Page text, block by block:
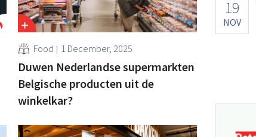
Food 1 December, 2025
Duwen Nederlandse supermarkten
Belgische producten uit de
winkelkar?
19
NOV